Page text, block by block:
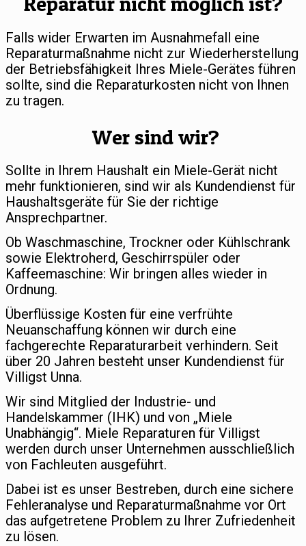
Falls wider Erwarten im Ausnahmefall eine
Reparaturmaßnahme nicht zur Wiederherstellung
der Betriebsfähigkeit Ihres Miele-Gerätes führen
sollte, sind die Reparaturkosten nicht von Ihnen
zu tragen.
Wer sind wir?
Sollte in Ihrem Haushalt ein Miele-Gerät nicht
mehr funktionieren, sind wir als Kundendienst für
Haushaltsgeräte für Sie der richtige
Ansprechpartner.
Ob Waschmaschine, Trockner oder Kühlschrank
sowie Elektroherd, Geschirrspüler oder
Kaffeemaschine: Wir bringen alles wieder in
Ordnung.
Überflüssige Kosten für eine verfrühte
Neuanschaffung können wir durch eine
fachgerechte Reparaturarbeit verhindern. Seit
über 20 Jahren besteht unser Kundendienst für
Villigst Unna.
Wir sind Mitglied der Industrie- und
Handelskammer (IHK) und von „Miele
Unabhängig“. Miele Reparaturen für Villigst
werden durch unser Unternehmen ausschließlich
von Fachleuten ausgeführt.
Dabei ist es unser Bestreben, durch eine sichere
Fehleranalyse und Reparaturmaßnahme vor Ort
das aufgetretene Problem zu Ihrer Zufriedenheit
zu lösen.